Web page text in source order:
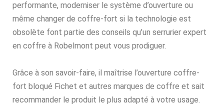
performante, moderniser le système d’ouverture ou
même changer de coffre-fort si la technologie est
obsolète font partie des conseils qu’un serrurier expert
en coffre à Robelmont peut vous prodiguer.
Grâce à son savoir-faire, il maîtrise l’ouverture coffre-
fort bloqué Fichet et autres marques de coffre et sait
recommander le produit le plus adapté à votre usage.